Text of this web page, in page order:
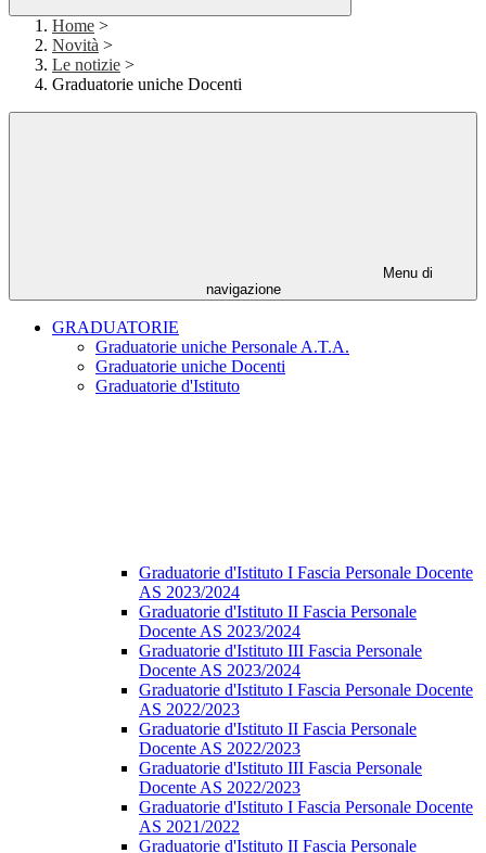
Home >
Novità >
Le notizie >
Graduatorie uniche Docenti
Menu di
navigazione
GRADUATORIE
Graduatorie uniche Personale A.T.A.
Graduatorie uniche Docenti
Graduatorie d'Istituto
Graduatorie d'Istituto I Fascia Personale Docente
AS 2023/2024
Graduatorie d'Istituto II Fascia Personale
Docente AS 2023/2024
Graduatorie d'Istituto III Fascia Personale
Docente AS 2023/2024
Graduatorie d'Istituto I Fascia Personale Docente
AS 2022/2023
Graduatorie d'Istituto II Fascia Personale
Docente AS 2022/2023
Graduatorie d'Istituto III Fascia Personale
Docente AS 2022/2023
Graduatorie d'Istituto I Fascia Personale Docente
AS 2021/2022
Graduatorie d'Istituto II Fascia Personale